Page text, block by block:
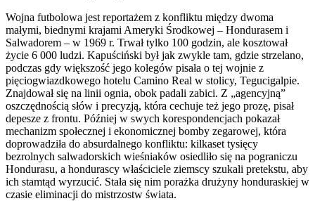
Wojna futbolowa jest reportażem z konfliktu między dwoma
małymi, biednymi krajami Ameryki Środkowej – Hondurasem i
Salwadorem – w 1969 r. Trwał tylko 100 godzin, ale kosztował
życie 6 000 ludzi. Kapuściński był jak zwykle tam, gdzie strzelano,
podczas gdy większość jego kolegów pisała o tej wojnie z
pięciogwiazdkowego hotelu Camino Real w stolicy, Tegucigalpie.
Znajdował się na linii ognia, obok padali zabici. Z „agencyjną”
oszczędnością słów i precyzją, która cechuje też jego prozę, pisał
depesze z frontu. Później w swych korespondencjach pokazał
mechanizm społecznej i ekonomicznej bomby zegarowej, która
doprowadziła do absurdalnego konfliktu: kilkaset tysięcy
bezrolnych salwadorskich wieśniaków osiedliło się na pograniczu
Hondurasu, a hondurascy właściciele ziemscy szukali pretekstu, aby
ich stamtąd wyrzucić. Stała się nim porażka drużyny honduraskiej w
czasie eliminacji do mistrzostw świata.